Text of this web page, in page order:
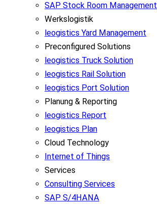
SAP Stock Room Management
Werkslogistik
leogistics Yard Management
Preconfigured Solutions
leogistics Truck Solution
leogistics Rail Solution
leogistics Port Solution
Planung & Reporting
leogistics Report
leogistics Plan
Cloud Technology
Internet of Things
Services
Consulting Services
SAP S/4HANA